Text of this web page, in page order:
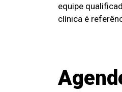
equipe
clínica é